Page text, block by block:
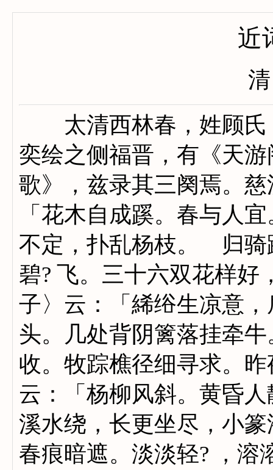
太清西林春，姓顾氏
奕绘之侧福晋，有《天
歌》，兹录其三阕焉。
「花木自成蹊。春与人
不定，扑乱杨枝。 归骑
碧? 飞。三十六双花样好
子〉云：「絺绤生凉意
头。几处背阴篱落挂牵
收。牧踪樵径细寻求。
云：「杨柳风斜。黄昏
溪水绕，长更坐尽，小
春痕暗遮。淡淡轻? ，溶